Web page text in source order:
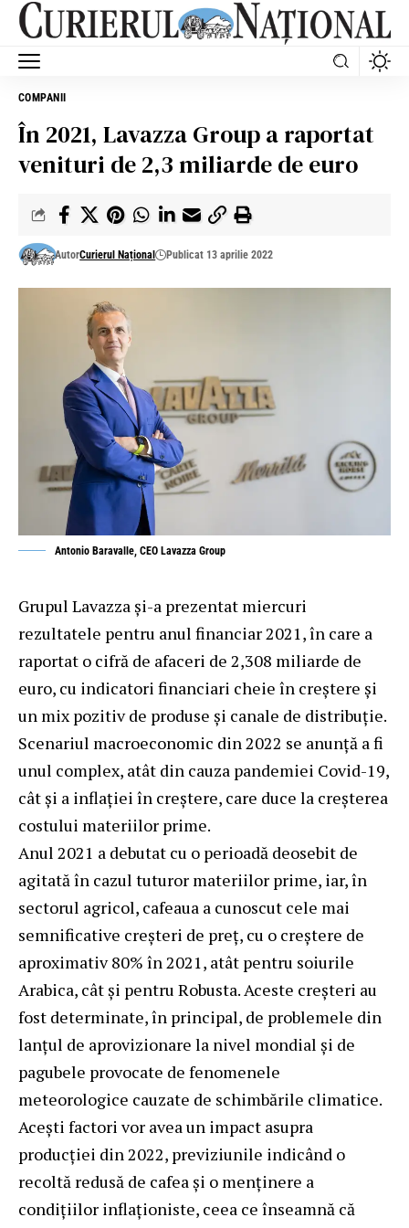
COMPANII
În 2021, Lavazza Group a raportat
venituri de 2,3 miliarde de euro
AutorCurierul Național Publicat 13 aprilie 2022
Antonio Baravalle, CEO Lavazza Group
Grupul Lavazza și-a prezentat miercuri
rezultatele pentru anul financiar 2021, în care a
raportat o cifră de afaceri de 2,308 miliarde de
euro, cu indicatori financiari cheie în creștere și
un mix pozitiv de produse și canale de distribuție.
Scenariul macroeconomic din 2022 se anunță a fi
unul complex, atât din cauza pandemiei Covid-19,
cât și a inflației în creștere, care duce la creșterea
costului materiilor prime.
Anul 2021 a debutat cu o perioadă deosebit de
agitată în cazul tuturor materiilor prime, iar, în
sectorul agricol, cafeaua a cunoscut cele mai
semnificative creșteri de preț, cu o creștere de
aproximativ 80% în 2021, atât pentru soiurile
Arabica, cât și pentru Robusta. Aceste creșteri au
fost determinate, în principal, de problemele din
lanțul de aprovizionare la nivel mondial și de
pagubele provocate de fenomenele
meteorologice cauzate de schimbările climatice.
Acești factori vor avea un impact asupra
producției din 2022, previziunile indicând o
recoltă redusă de cafea și o menținere a
condițiilor inflaționiste, ceea ce înseamnă că